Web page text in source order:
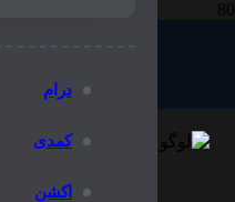
درام
کمدی
اکشن